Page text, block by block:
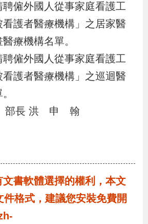
聘僱外國人從事家庭看護工
護者醫療機構」之居家醫
療機構名單。
僱外國人從事家庭看護工
護者醫療機構」之巡迴醫
長 洪 申 翰
書軟體選擇的權利，本文
件格式，建議您安裝免費開